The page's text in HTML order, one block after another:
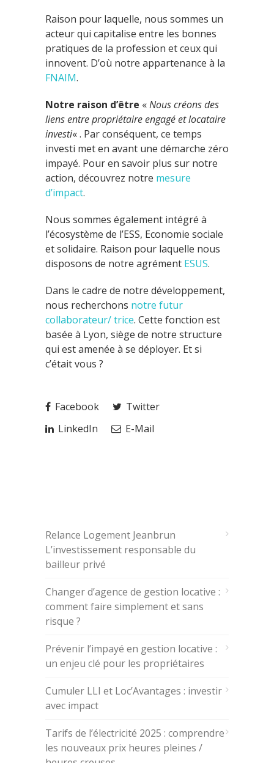
Raison pour laquelle, nous sommes un
acteur qui capitalise entre les bonnes
pratiques de la profession et ceux qui
innovent. D’où notre appartenance à la
FNAIM.
Notre raison d’être «Nous créons des
liens entre propriétaire engagé et locataire
investi« . Par conséquent, ce temps
investi met en avant une démarche zéro
impayé. Pour en savoir plus sur notre
action, découvrez notre mesure
d’impact.
Nous sommes également intégré à
l’écosystème de l’ESS, Economie sociale
et solidaire. Raison pour laquelle nous
disposons de notre agrément ESUS.
Dans le cadre de notre développement,
nous recherchons notre futur
collaborateur/ trice. Cette fonction est
basée à Lyon, siège de notre structure
qui est amenée à se déployer. Et si
c’était vous ?
Facebook
Twitter
LinkedIn
E-Mail
Relance Logement Jeanbrun
L’investissement responsable du
bailleur privé
Changer d’agence de gestion locative :
comment faire simplement et sans
risque ?
Prévenir l’impayé en gestion locative :
un enjeu clé pour les propriétaires
Cumuler LLI et Loc’Avantages : investir
avec impact
Tarifs de l’électricité 2025 : comprendre
les nouveaux prix heures pleines /